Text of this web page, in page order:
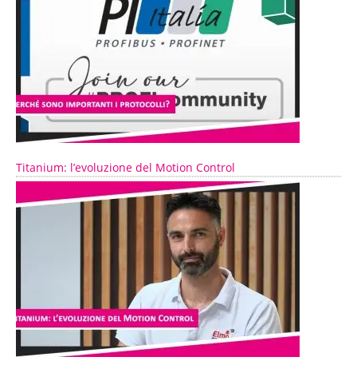
Titanium: l’evoluzione del Motion Control